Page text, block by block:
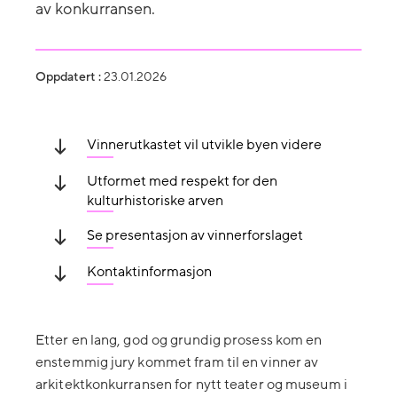
av konkurransen.
Oppdatert : 23.01.2026
Vinnerutkastet vil utvikle byen videre
Utformet med respekt for den
kulturhistoriske arven
Se presentasjon av vinnerforslaget
Kontaktinformasjon
Etter en lang, god og grundig prosess kom en
enstemmig jury kommet fram til en vinner av
arkitektkonkurransen for nytt teater og museum i